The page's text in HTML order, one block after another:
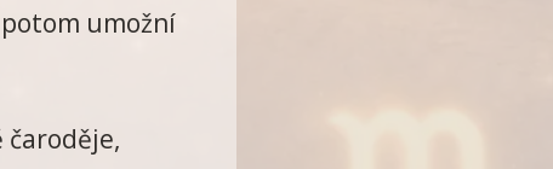
umožní
čaroděje,